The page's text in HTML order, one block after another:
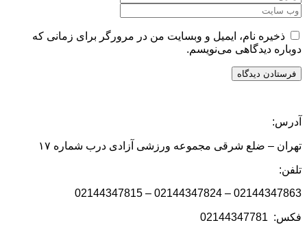
ذخیره نام، ایمیل و وبسایت من در مرورگر برای زمانی که
دوباره دیدگاهی می‌نویسم.
آدرس:
تهران – ضلع شرقی مجموعه ورزشی آزادی درب شماره ۱۷
تلفن:
02144347863 – 02144347824 – 02144347815
فکس: 02144347781